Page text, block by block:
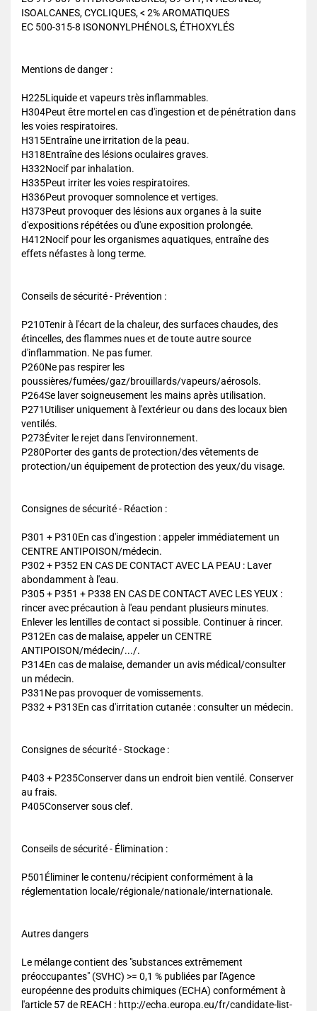
ISOALCANES, CYCLIQUES, < 2% AROMATIQUES
EC 500-315-8 ISONONYLPHÉNOLS, ÉTHOXYLÉS
Mentions de danger :
H225Liquide et vapeurs très inflammables.
H304Peut être mortel en cas d'ingestion et de pénétration dans
les voies respiratoires.
H315Entraîne une irritation de la peau.
H318Entraîne des lésions oculaires graves.
H332Nocif par inhalation.
H335Peut irriter les voies respiratoires.
H336Peut provoquer somnolence et vertiges.
H373Peut provoquer des lésions aux organes à la suite
d'expositions répétées ou d'une exposition prolongée.
H412Nocif pour les organismes aquatiques, entraîne des
effets néfastes à long terme.
Conseils de sécurité - Prévention :
P210Tenir à l'écart de la chaleur, des surfaces chaudes, des
étincelles, des flammes nues et de toute autre source
d'inflammation. Ne pas fumer.
P260Ne pas respirer les
poussières/fumées/gaz/brouillards/vapeurs/aérosols.
P264Se laver soigneusement les mains après utilisation.
P271Utiliser uniquement à l'extérieur ou dans des locaux bien
ventilés.
P273Éviter le rejet dans l'environnement.
P280Porter des gants de protection/des vêtements de
protection/un équipement de protection des yeux/du visage.
Consignes de sécurité - Réaction :
P301 + P310En cas d'ingestion : appeler immédiatement un
CENTRE ANTIPOISON/médecin.
P302 + P352 EN CAS DE CONTACT AVEC LA PEAU : Laver
abondamment à l'eau.
P305 + P351 + P338 EN CAS DE CONTACT AVEC LES YEUX :
rincer avec précaution à l'eau pendant plusieurs minutes.
Enlever les lentilles de contact si possible. Continuer à rincer.
P312En cas de malaise, appeler un CENTRE
ANTIPOISON/médecin/.../.
P314En cas de malaise, demander un avis médical/consulter
un médecin.
P331Ne pas provoquer de vomissements.
P332 + P313En cas d'irritation cutanée : consulter un médecin.
Consignes de sécurité - Stockage :
P403 + P235Conserver dans un endroit bien ventilé. Conserver
au frais.
P405Conserver sous clef.
Conseils de sécurité - Élimination :
P501Éliminer le contenu/récipient conformément à la
réglementation locale/régionale/nationale/internationale.
Autres dangers
Le mélange contient des "substances extrêmement
préoccupantes" (SVHC) >= 0,1 % publiées par l'Agence
européenne des produits chimiques (ECHA) conformément à
l'article 57 de REACH : http://echa.europa.eu/fr/candidate-list-